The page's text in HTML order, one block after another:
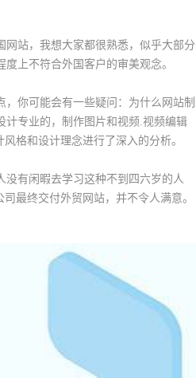
站，我想大家都很熟悉，似乎大部分
上不符合外国客户的审美观念。
你可能会有一些疑问：为什么网站制
计专业的，制作图片和视频.视频编辑
格和设计理念进行了深入的分析。
有闲暇去学习这种不到四六岁的人
最终交付外贸网站，并不令人满意。